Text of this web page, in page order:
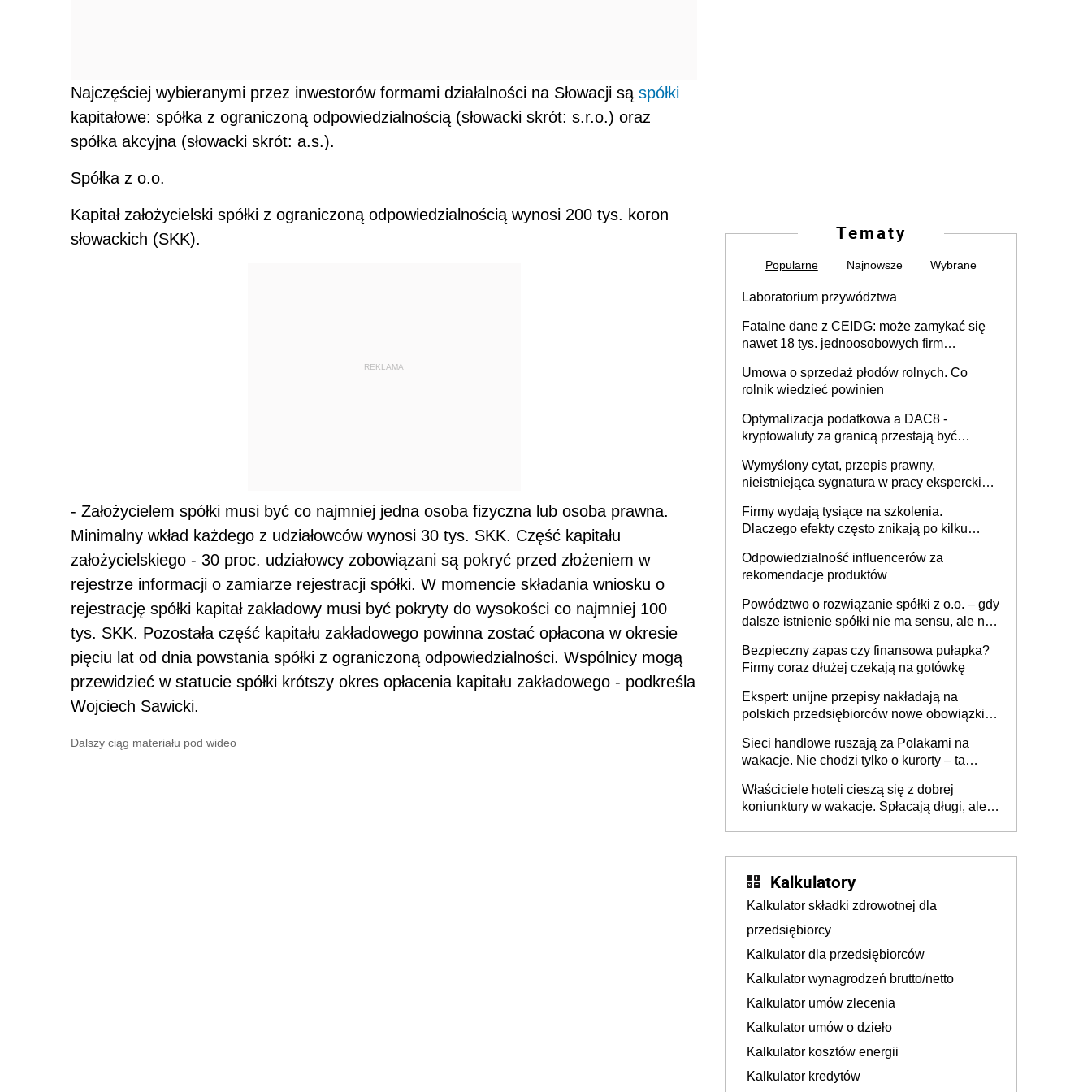
Najczęściej wybieranymi przez inwestorów formami działalności na Słowacji są spółki
kapitałowe: spółka z ograniczoną odpowiedzialnością (słowacki skrót: s.r.o.) oraz
spółka akcyjna (słowacki skrót: a.s.).
Spółka z o.o.
Kapitał założycielski spółki z ograniczoną odpowiedzialnością wynosi 200 tys. koron
słowackich (SKK).
REKLAMA
- Założycielem spółki musi być co najmniej jedna osoba fizyczna lub osoba prawna.
Minimalny wkład każdego z udziałowców wynosi 30 tys. SKK. Część kapitału
założycielskiego - 30 proc. udziałowcy zobowiązani są pokryć przed złożeniem w
rejestrze informacji o zamiarze rejestracji spółki. W momencie składania wniosku o
rejestrację spółki kapitał zakładowy musi być pokryty do wysokości co najmniej 100
tys. SKK. Pozostała część kapitału zakładowego powinna zostać opłacona w okresie
pięciu lat od dnia powstania spółki z ograniczoną odpowiedzialności. Wspólnicy mogą
przewidzieć w statucie spółki krótszy okres opłacenia kapitału zakładowego - podkreśla
Wojciech Sawicki.
Dalszy ciąg materiału pod wideo
Tematy
Popularne Najnowsze Wybrane
Laboratorium przywództwa
Fatalne dane z CEIDG: może zamykać się
nawet 18 tys. jednoosobowych firm
Umowa o sprzedaż płodów rolnych. Co
rolnik wiedzieć powinien
Optymalizacja podatkowa a DAC8 -
kryptowaluty za granicą przestają być
Wymyślony cytat, przepis prawny,
nieistniejąca sygnatura w pracy eksperckiej -
firmie
Firmy wydają tysiące na szkolenia.
Dlaczego efekty często znikają po kilku
Odpowiedzialność influencerów za
rekomendacje produktów
Powództwo o rozwiązanie spółki z o.o. – gdy
dalsze istnienie spółki nie ma sensu, ale nie
Bezpieczny zapas czy finansowa pułapka?
Firmy coraz dłużej czekają na gotówkę
Ekspert: unijne przepisy nakładają na
polskich przedsiębiorców nowe obowiązki w
Sieci handlowe ruszają za Polakami na
wakacje. Nie chodzi tylko o kurorty – ta
tam, gdzie wielu spędzi urlop po cichu
Właściciele hoteli cieszą się z dobrej
koniunktury w wakacje. Spłacają długi, ale
Kalkulatory
Kalkulator składki zdrowotnej dla
przedsiębiorcy
Kalkulator dla przedsiębiorców
Kalkulator wynagrodzeń brutto/netto
Kalkulator umów zlecenia
Kalkulator umów o dzieło
Kalkulator kosztów energii
Kalkulator kredytów